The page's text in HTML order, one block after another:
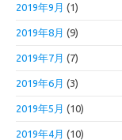
2019年9月 (1)
2019年8月 (9)
2019年7月 (7)
2019年6月 (3)
2019年5月 (10)
2019年4月 (10)